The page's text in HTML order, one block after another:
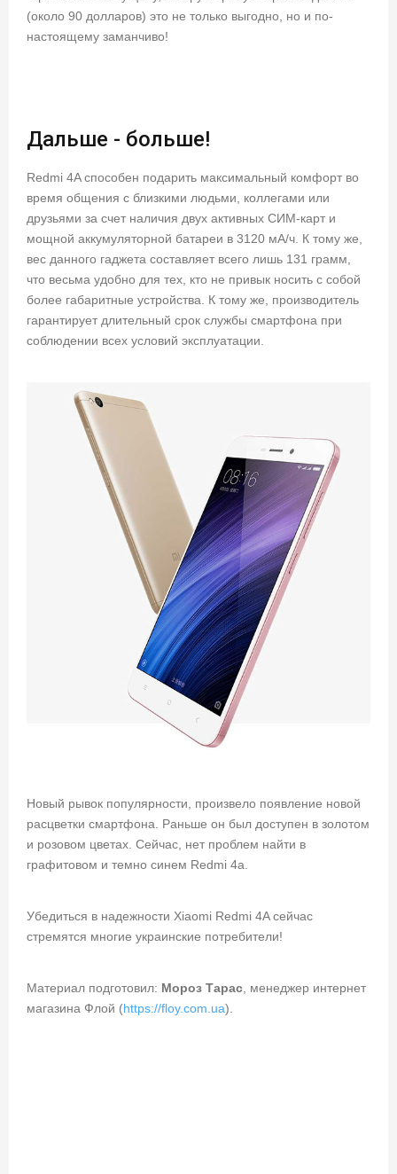
(около 90 долларов) это не только выгодно, но и по-
настоящему заманчиво!
Дальше - больше!
Redmi 4A способен подарить максимальный комфорт во
время общения с близкими людьми, коллегами или
друзьями за счет наличия двух активных СИМ-карт и
мощной аккумуляторной батареи в 3120 мА/ч. К тому же,
вес данного гаджета составляет всего лишь 131 грамм,
что весьма удобно для тех, кто не привык носить с собой
более габаритные устройства. К тому же, производитель
гарантирует длительный срок службы смартфона при
соблюдении всех условий эксплуатации.
Новый рывок популярности, произвело появление новой
расцветки смартфона. Раньше он был доступен в золотом
и розовом цветах. Сейчас, нет проблем найти в
графитовом и темно синем Redmi 4a.
Убедиться в надежности Xiaomi Redmi 4A сейчас
стремятся многие украинские потребители!
Материал подготовил: Мороз Тарас , менеджер интернет
магазина Флой (https://floy.com.ua).